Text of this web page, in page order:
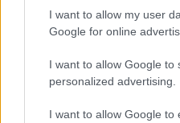
I want to allow my user
Google for online
I want to allow Google to
personalized advertising.
I want to allow Google to